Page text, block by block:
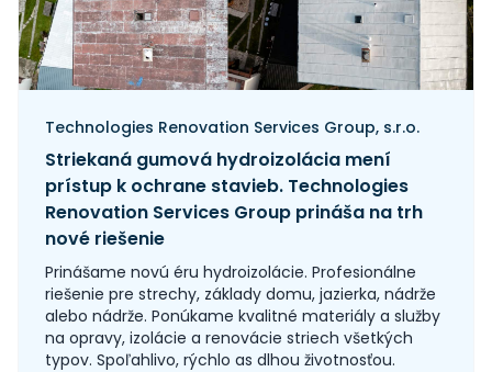
Technologies Renovation Services Group, s.r.o.
Striekaná gumová hydroizolácia mení
prístup k ochrane stavieb. Technologies
Renovation Services Group prináša na trh
nové riešenie
Prinášame novú éru hydroizolácie. Profesionálne
riešenie pre strechy, základy domu, jazierka, nádrže
alebo nádrže. Ponúkame kvalitné materiály a služby
na opravy, izolácie a renovácie striech všetkých
typov. Spoľahlivo, rýchlo as dlhou životnosťou.